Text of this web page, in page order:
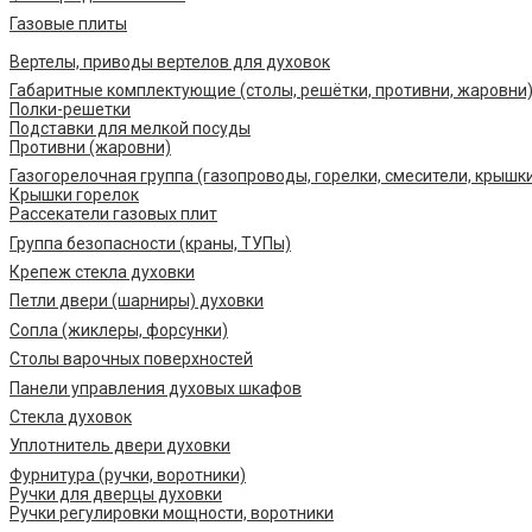
Газовые плиты
Вертелы, приводы вертелов для духовок
Габаритные комплектующие (столы, решётки, противни, жаровни)
Полки-решетки
Подставки для мелкой посуды
Противни (жаровни)
Газогорелочная группа (газопроводы, горелки, смесители,
Крышки горелок
Рассекатели газовых плит
Группа безопасности (краны, ТУПы)
Крепеж стекла духовки
Петли двери (шарниры) духовки
Сопла (жиклеры, форсунки)
Столы варочных поверхностей
Панели управления духовых шкафов
Стекла духовок
Уплотнитель двери духовки
Фурнитура (ручки, воротники)
Ручки для дверцы духовки
Ручки регулировки мощности, воротники